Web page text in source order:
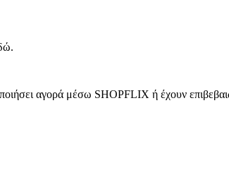
αγορά μέσω SHOPFLIX ή έχουν